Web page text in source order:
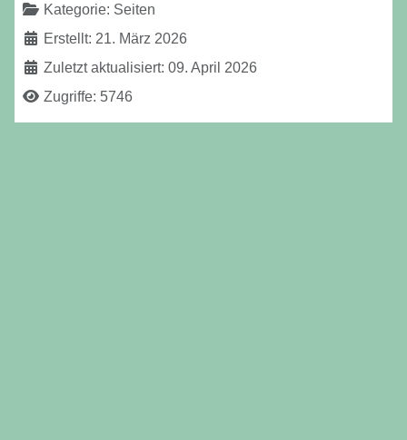
Kategorie: Seiten
Erstellt: 21. März 2026
Zuletzt aktualisiert: 09. April 2026
Zugriffe: 5746